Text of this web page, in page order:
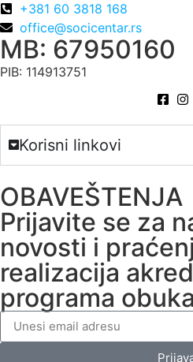
+381 60 3818 168
office@socicentar.rs
MB: 67950160
PIB: 114913751
Korisni linkovi
OBAVEŠTENJA
Prijavite se za
novosti i
realizacija
programa obuka